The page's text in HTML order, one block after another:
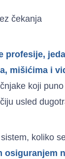
čekanja
profesije,
mišićima i
koji
usled
koliko